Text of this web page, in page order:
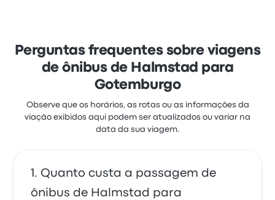
de R$ 165
Perguntas frequentes sobre viagens
de ônibus de Halmstad para
Gotemburgo
Observe que os horários, as rotas ou as informações da
viação exibidos aqui podem ser atualizados ou variar na
data da sua viagem.
Quanto custa a passagem de
ônibus de Halmstad para